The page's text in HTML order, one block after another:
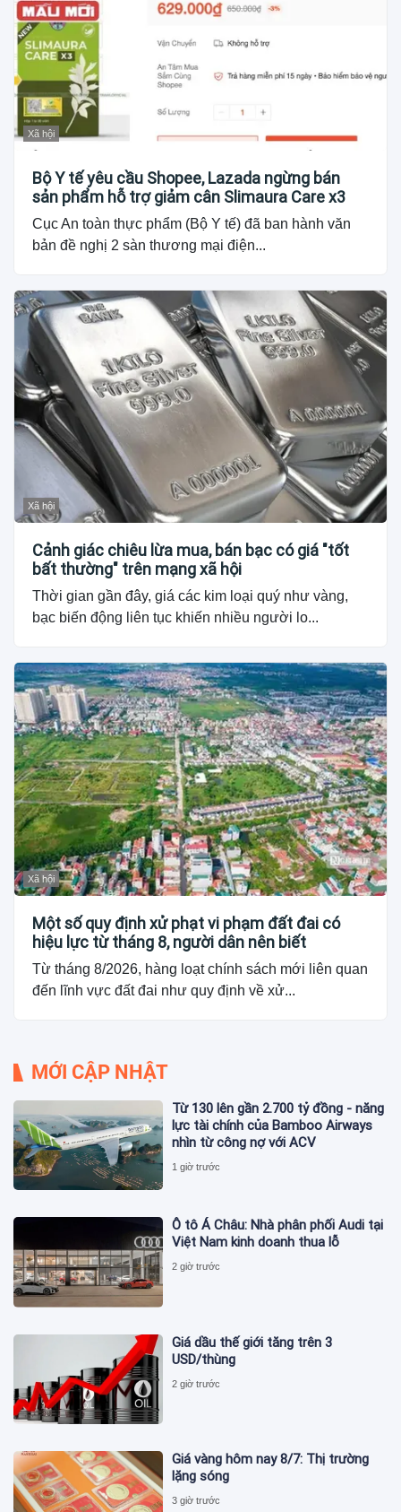
Xã hội
Bộ Y tế yêu cầu Shopee, Lazada ngừng bán
sản phẩm hỗ trợ giảm cân Slimaura Care x3
Cục An toàn thực phẩm (Bộ Y tế) đã ban hành văn
bản đề nghị 2 sàn thương mại điện...
Xã hội
Cảnh giác chiêu lừa mua, bán bạc có giá "tốt
bất thường" trên mạng xã hội
Thời gian gần đây, giá các kim loại quý như vàng,
bạc biến động liên tục khiến nhiều người lo...
Xã hội
Một số quy định xử phạt vi phạm đất đai có
hiệu lực từ tháng 8, người dân nên biết
Từ tháng 8/2026, hàng loạt chính sách mới liên quan
đến lĩnh vực đất đai như quy định về xử...
MỚI CẬP NHẬT
Từ 130 lên gần 2.700 tỷ đồng - năng
lực tài chính của Bamboo Airways
nhìn từ công nợ với ACV
1 giờ trước
Ô tô Á Châu: Nhà phân phối Audi tại
Việt Nam kinh doanh thua lỗ
2 giờ trước
Giá dầu thế giới tăng trên 3
USD/thùng
2 giờ trước
Giá vàng hôm nay 8/7: Thị trường
lặng sóng
3 giờ trước